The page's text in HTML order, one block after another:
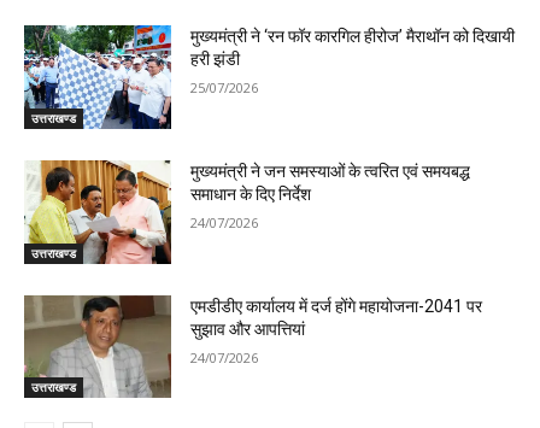
उत्तराखण्ड
मुख्यमंत्री ने ‘रन फॉर कारगिल हीरोज’ मैराथॉन को दिखायी
हरी झंडी
25/07/2026
उत्तराखण्ड
मुख्यमंत्री ने जन समस्याओं के त्वरित एवं समयबद्ध
समाधान के दिए निर्देश
24/07/2026
उत्तराखण्ड
एमडीडीए कार्यालय में दर्ज होंगे महायोजना-2041 पर
सुझाव और आपत्तियां
24/07/2026